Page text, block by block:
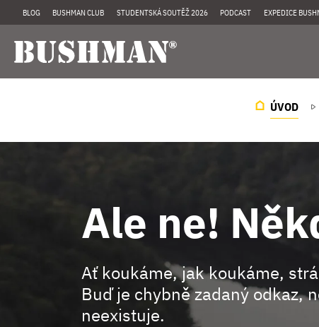
BLOG BUSHMAN CLUB STUDENTSKÁ SOUTĚŽ 2026 PODCAST EXPEDICE
ÚVOD
Ale ne!
Ať koukáme, jak koukáme,
Buď je chybně zadaný odkaz,
neexistuje.